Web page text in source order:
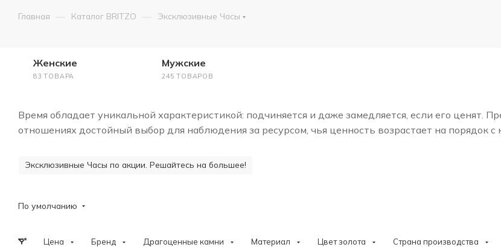
Главная — Каталог BRITZO — Эксклюзивные Часы
Женские
83 ТОВАРА
Мужские
245 ТОВАРОВ
Время обладает уникальной характеристикой: подчиняется и даже замедляется, если его ценят.
отношениях достойный выбор для наблюдения за ресурсом, чья ценность возрастает на порядок
Эксклюзивные Часы по акции. Решайтесь на большее!
По умолчанию
Цена Бренд Драгоценные камни Материал Цвет золота Страна производства